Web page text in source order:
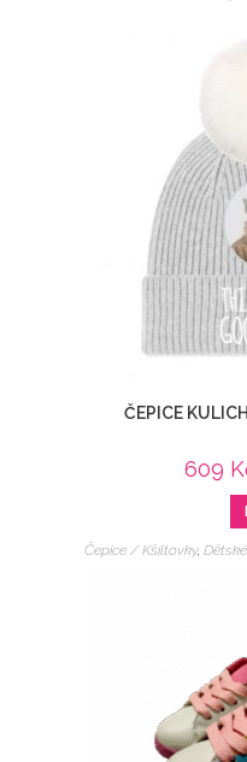
ČEPICE
609
Čepice / Kšiltovky, Dětské